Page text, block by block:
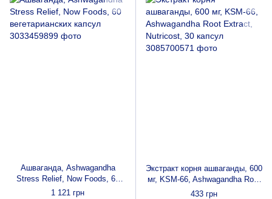
Ашваганда, Ashwagandha
Stress Relief, Now Foods, 60
вегетарианских капсул
1 121 грн
Экстракт корня ашваганды, 600
мг, KSM-66, Ashwagandha Root
Extract, Nutricost, 30 капсул
433 грн